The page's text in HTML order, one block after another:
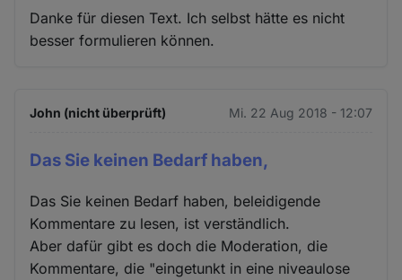
Danke für diesen Text. Ich selbst hätte es nicht
besser formulieren können.
John (nicht überprüft) Mi. 22 Aug 2018 - 12:07
Das Sie keinen Bedarf haben,
Das Sie keinen Bedarf haben, beleidigende
Kommentare zu lesen, ist verständlich.
Aber dafür gibt es doch die Moderation, die
Kommentare, die "eingetunkt in eine niveaulose